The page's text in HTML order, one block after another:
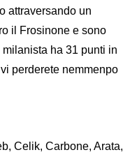
attraversando un
il Frosinone e sono
ha 31 punti in
perderete nemmenpo
Celik, Carbone, Arata,